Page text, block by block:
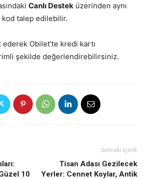
Canlı Destek üzerinden aynı
talep edilebilir.
Obilet’te kredi kartı
şekilde değerlendirebilirsiniz.
10
Sonraki İçerik
Tisan Adası Gezilecek
Yerler: Cennet Koylar, Antik